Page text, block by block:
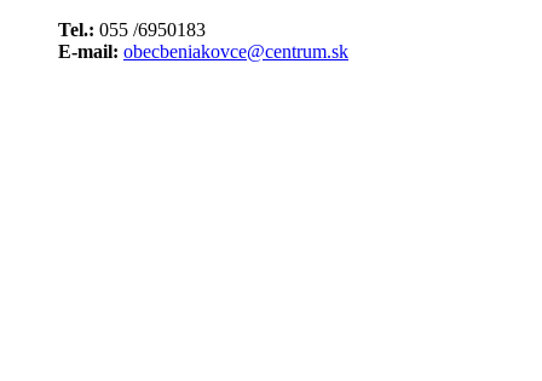
Tel.: 055 /6950183
E-mail: obecbeniakovce@centrum.sk